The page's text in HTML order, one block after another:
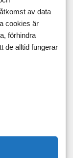
less
lfd
löpband
lugn
middag
av data
cookies är
förhindra
de alltid fungerar